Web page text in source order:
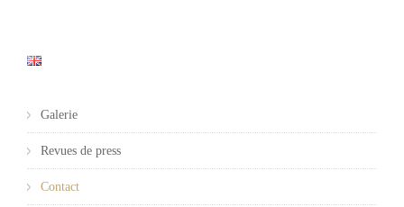
Galerie
Revues de press
Contact